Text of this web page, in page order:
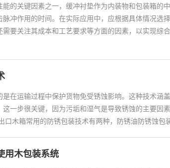
的关键因素之一，缓冲衬垫作为内装物和包装箱的
冲作用的时间。在实际应用中，应根据具体情况选
要关注其成本和工艺要求等方面的因素，以实现综
在运输过程中保护货物免受锈蚀影响。这种技术涵
一步很关键，因为污垢和湿气是导致锈蚀的主要因
木箱常用的防锈包装技术有两种，防锈油防锈蚀包
用木包装系统